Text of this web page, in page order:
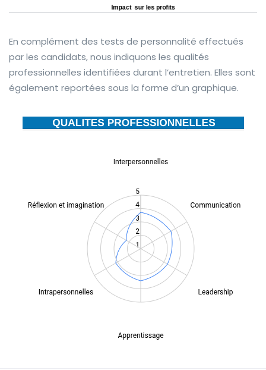
En complément des tests de personnalité effectués
par les candidats, nous indiquons les qualités
professionnelles identifiées durant l’entretien. Elles sont
également reportées sous la forme d’un graphique.